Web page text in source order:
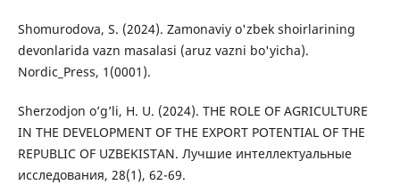
Shomurodova, S. (2024). Zamonaviy o'zbek shoirlarining
devonlarida vazn masalasi (aruz vazni bo'yicha).
Nordic_Press, 1(0001).
Sherzodjon o’g’li, H. U. (2024). THE ROLE OF AGRICULTURE
IN THE DEVELOPMENT OF THE EXPORT POTENTIAL OF THE
REPUBLIC OF UZBEKISTAN. Лучшие интеллектуальные
исследования, 28(1), 62-69.